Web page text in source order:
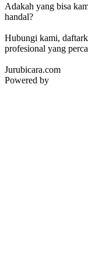
Adakah yang bisa
handal?
Hubungi kami,
profesional yang
Jurubicara.com
Powered by